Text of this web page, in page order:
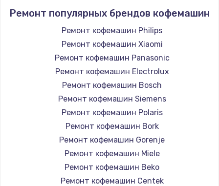
Ремонт популярных брендов кофемашин
Ремонт кофемашин Philips
Ремонт кофемашин Xiaomi
Ремонт кофемашин Panasonic
Ремонт кофемашин Electrolux
Ремонт кофемашин Bosch
Ремонт кофемашин Siemens
Ремонт кофемашин Polaris
Ремонт кофемашин Bork
Ремонт кофемашин Gorenje
Ремонт кофемашин Miele
Ремонт кофемашин Beko
Ремонт кофемашин Centek